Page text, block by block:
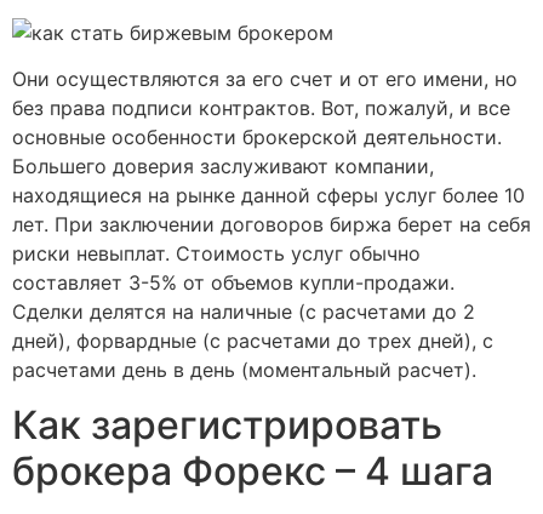
Они осуществляются за его счет и от его имени, но
без права подписи контрактов. Вот, пожалуй, и все
основные особенности брокерской деятельности.
Большего доверия заслуживают компании,
находящиеся на рынке данной сферы услуг более 10
лет. При заключении договоров биржа берет на себя
риски невыплат. Стоимость услуг обычно
составляет 3-5% от объемов купли-продажи.
Сделки делятся на наличные (с расчетами до 2
дней), форвардные (с расчетами до трех дней), с
расчетами день в день (моментальный расчет).
Как зарегистрировать
брокера Форекс – 4 шага